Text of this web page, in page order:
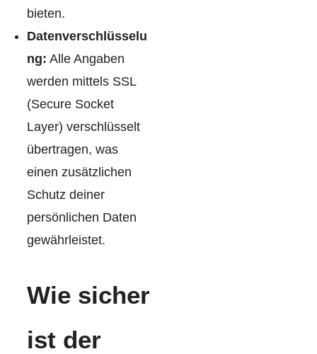
bieten.
Datenverschlüsselu
ng: Alle Angaben
werden mittels SSL
(Secure Socket
Layer) verschlüsselt
übertragen, was
einen zusätzlichen
Schutz deiner
persönlichen Daten
gewährleistet.
Wie sicher
ist der